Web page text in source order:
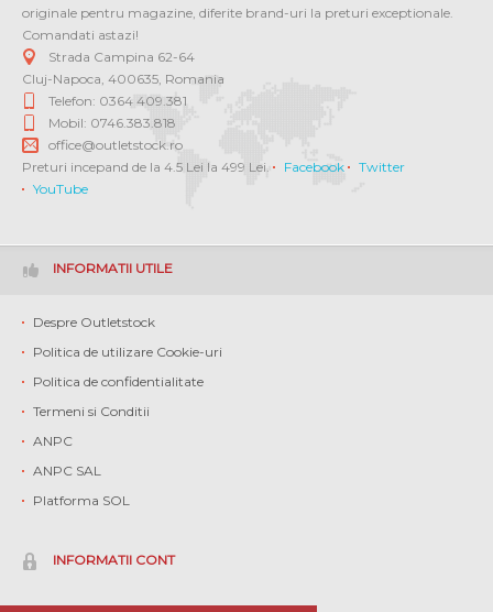
originale pentru magazine, diferite brand-uri la preturi exceptionale.
Comandati astazi!
Strada Campina 62-64
Cluj-Napoca 400635 Romania
Telefon: 0364 409.381
Mobil: 0746.383.818
office@outletstock.ro
Preturi incepand de la 4.5 Lei la 499 Lei.
Facebook
Twitter
YouTube
INFORMATII UTILE
Despre Outletstock
Politica de utilizare Cookie-uri
Politica de confidentialitate
Termeni si Conditii
ANPC
ANPC SAL
Platforma SOL
INFORMATII CONT